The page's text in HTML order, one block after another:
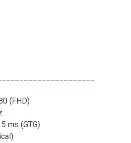
(FHD)
ms (GTG)